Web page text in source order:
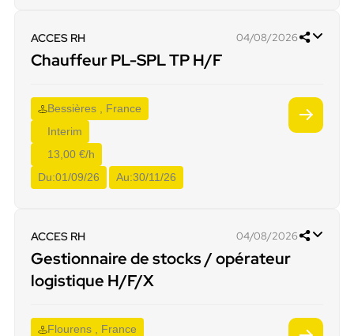
ACCES RH 04/08/2026
Chauffeur PL-SPL TP H/F
Bessières , France
Interim
13,00 €/h
Du:01/09/26 Au:30/11/26
ACCES RH 04/08/2026
Gestionnaire de stocks / opérateur
logistique H/F/X
Flourens , France